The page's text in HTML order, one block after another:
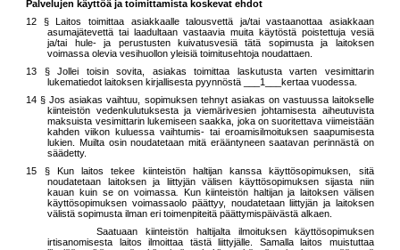
Palvelujen käyttöä ja toimittamista koskevat ehdot
12 § Laitos toimittaa
asiakkaalle talousvettä ja/tai vastaanottaa
asiakkaan
asumajätevettä tai laadultaan vastaavia muita käytöstä poistettuja vesiä
ja/tai
hule- ja perustusten kuivatusvesiä tätä sopimusta ja laitoksen
voimassa olevia vesihuollon yleisiä toimitusehtoja noudattaen.
13 § Jollei toisin sovita, asiakas toimittaa laskutusta varten vesimittarin
lukematiedot laitoksen kirjallisesta pyynnöstä ___1___kertaa vuodessa.
14 § Jos asiakas vaihtuu, sopimuksen tehnyt asiakas on vastuussa laitokselle
kiinteistön vedenkulutuksesta ja viemärivesien johtamisesta aiheutuvista
maksuista vesimittarin lukemiseen saakka, joka on suoritettava viimeistään
kahden viikon kuluessa vaihtumis- tai eroamisilmoituksen saapumisesta
lukien. Muilta osin noudatetaan mitä erääntyneen saatavan perinnästä on
säädetty.
15 § Kun laitos tekee kiinteistön haltijan kanssa käyttösopimuksen, sitä
noudatetaan laitoksen ja liittyjän välisen käyttösopimuksen sijasta niin
kauan kuin se on voimassa.
Kun kiinteistön haltijan ja laitoksen välisen
käyttösopimuksen voimassaolo päättyy, noudatetaan liittyjän ja laitoksen
välistä sopimusta ilman eri toimenpiteitä päättymispäivästä alkaen.
Saatuaan kiinteistön haltijalta ilmoituksen käyttösopimuksen
irtisanomisesta laitos ilmoittaa tästä liittyjälle. Samalla laitos muistuttaa